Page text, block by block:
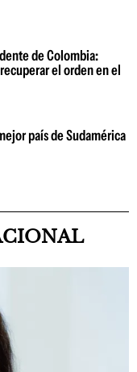
de Colombia:
el orden en el
país de Sudamérica